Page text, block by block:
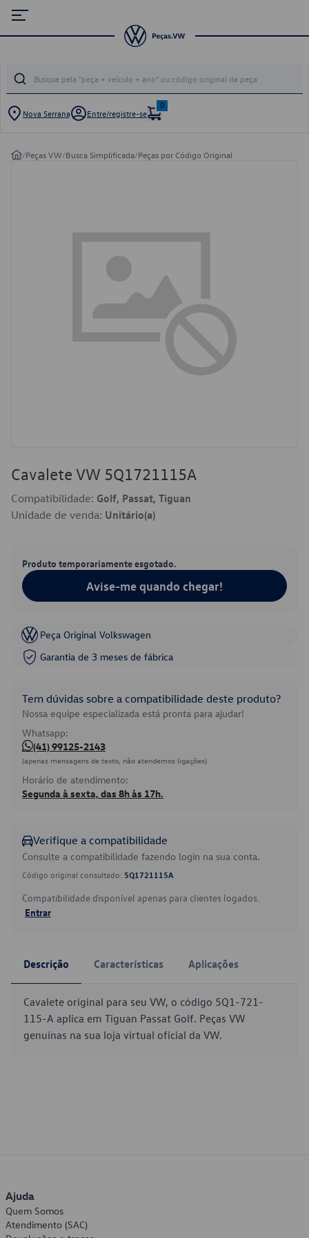
Nova Serrana Entre/registre-se
0
/Peças VW/Busca Simplificada/Peças por Código Original
Cavalete VW 5Q1721115A
Compatibilidade: Golf, Passat, Tiguan
Unidade de venda: Unitário(a)
Produto temporariamente esgotado.
Avise-me quando chegar!
Peça Original Volkswagen
Garantia de 3 meses de fábrica
Tem dúvidas sobre a compatibilidade deste produto?
Nossa equipe especializada está pronta para ajudar!
Whatsapp:
(41) 99125-2143
(apenas mensagens de texto, não atendemos ligações)
Horário de atendimento:
Segunda à sexta, das 8h às 17h.
Verifique a compatibilidade
Consulte a compatibilidade fazendo login na sua conta.
Código original consultado: 5Q1721115A
Compatibilidade disponível apenas para clientes logados.
Entrar
Descrição Características Aplicações
Cavalete original para seu VW, o código 5Q1-721-
115-A aplica em Tiguan Passat Golf. Peças VW
genuínas na sua loja virtual oficial da VW.
Ajuda
Quem Somos
Atendimento (SAC)